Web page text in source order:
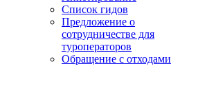
Список гидов
Предложение о
сотрудничестве для
туроператоров
Обращение с отходами